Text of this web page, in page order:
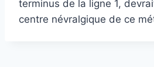
terminus de la ligne 1,
centre névralgique de ce